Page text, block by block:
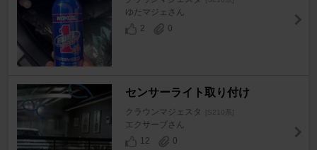
ゆたマジェさん
2
0
センサーライト取り付け
クラウンマジェスタ [S210系]
エクサーブさん
12
0